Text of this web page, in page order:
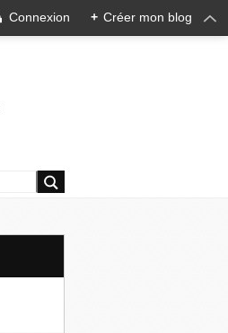
Connexion + Créer mon blog